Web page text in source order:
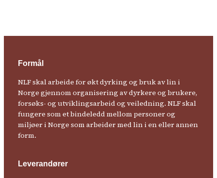
Formål
NLF skal arbeide for økt dyrking og bruk av lin i
Norge gjennom organisering av dyrkere og brukere,
forsøks- og utviklingsarbeid og veiledning. NLF skal
fungere som et bindeledd mellom personer og
miljøer i Norge som arbeider med lin i en eller annen
form.
Leverandører